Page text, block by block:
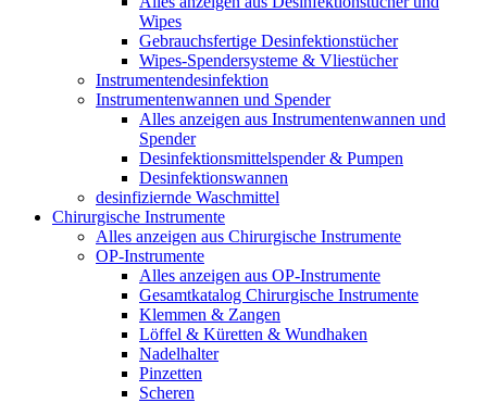
Wipes
Gebrauchsfertige Desinfektionstücher
Wipes-Spendersysteme & Vliestücher
Instrumentendesinfektion
Instrumentenwannen und Spender
Alles anzeigen aus Instrumentenwannen und
Spender
Desinfektionsmittelspender & Pumpen
Desinfektionswannen
desinfiziernde Waschmittel
Chirurgische Instrumente
Alles anzeigen aus Chirurgische Instrumente
OP-Instrumente
Alles anzeigen aus OP-Instrumente
Gesamtkatalog Chirurgische Instrumente
Klemmen & Zangen
Löffel & Küretten & Wundhaken
Nadelhalter
Pinzetten
Scheren